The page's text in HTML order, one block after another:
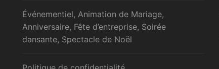
Événementiel, Animation de Mariage,
Anniversaire, Fête d’entreprise, Soirée
dansante, Spectacle de Noël